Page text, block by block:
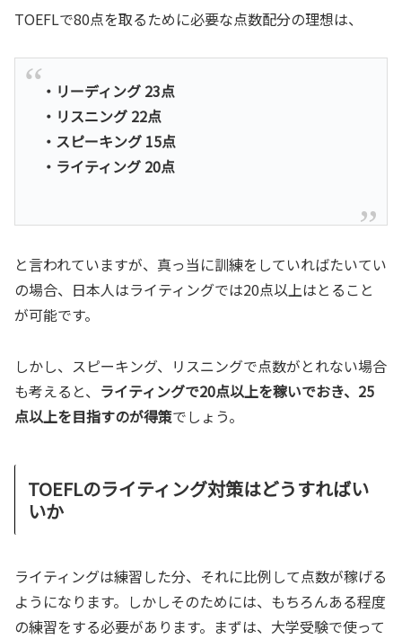
TOEFLで80点を取るために必要な点数配分の理想は、
・リーディング 23点
・リスニング 22点
・スピーキング 15点
・ライティング 20点
と言われていますが、真っ当に訓練をしていればたいてい
の場合、日本人はライティングでは20点以上はとること
が可能です。
しかし、スピーキング、リスニングで点数がとれない場合
も考えると、 ライティングで20点以上を稼いでおき、25
点以上を目指すのが得策でしょう。
TOEFLのライティング対策はどうすればい
いか
ライティングは練習した分、それに比例して点数が稼げる
ようになります。しかしそのためには、もちろんある程度
の練習をする必要があります。まずは、大学受験で使って